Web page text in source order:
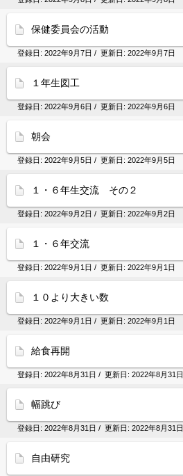
保健委員会の活動
登録日: 2022年9月7日 / 更新日: 2022年9月7日
１年生図工
登録日: 2022年9月6日 / 更新日: 2022年9月6日
朝会
登録日: 2022年9月5日 / 更新日: 2022年9月5日
１・６年生交流 その２
登録日: 2022年9月2日 / 更新日: 2022年9月2日
１・６年交流
登録日: 2022年9月1日 / 更新日: 2022年9月1日
１０より大きい数
登録日: 2022年9月1日 / 更新日: 2022年9月1日
給食再開
登録日: 2022年8月31日 / 更新日: 2022年8月31日
幅跳び
登録日: 2022年8月31日 / 更新日: 2022年8月31日
自由研究